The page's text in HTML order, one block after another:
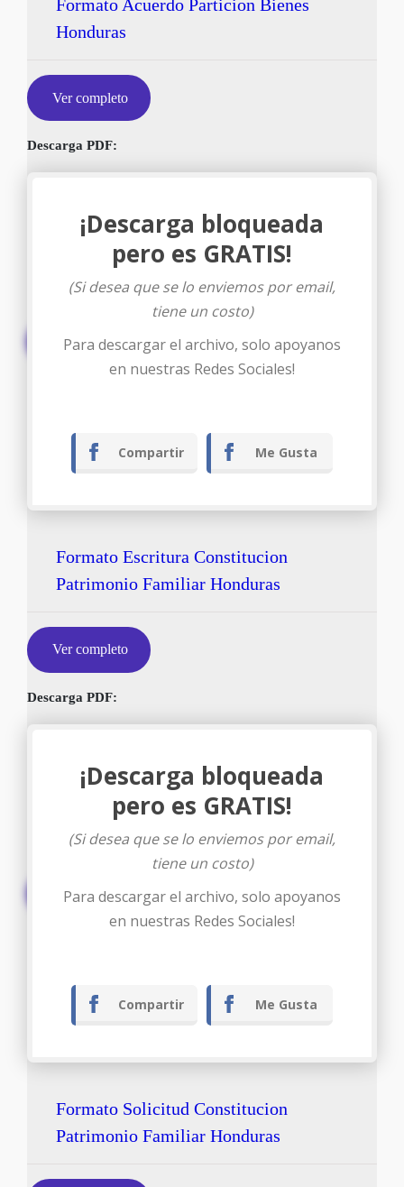
Formato Acuerdo Particion Bienes
Honduras
Ver completo
Descarga PDF:
Descargar
¡Descarga bloqueada
pero es GRATIS!
(Si desea que se lo enviemos por email,
tiene un costo)
Para descargar el archivo, solo apoyanos
en nuestras Redes Sociales!
Compartir Me Gusta
Formato Escritura Constitucion
Patrimonio Familiar Honduras
Ver completo
Descarga PDF:
Descargar
¡Descarga bloqueada
pero es GRATIS!
(Si desea que se lo enviemos por email,
tiene un costo)
Para descargar el archivo, solo apoyanos
en nuestras Redes Sociales!
Compartir Me Gusta
Formato Solicitud Constitucion
Patrimonio Familiar Honduras